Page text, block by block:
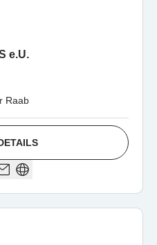
e.U.
Raab